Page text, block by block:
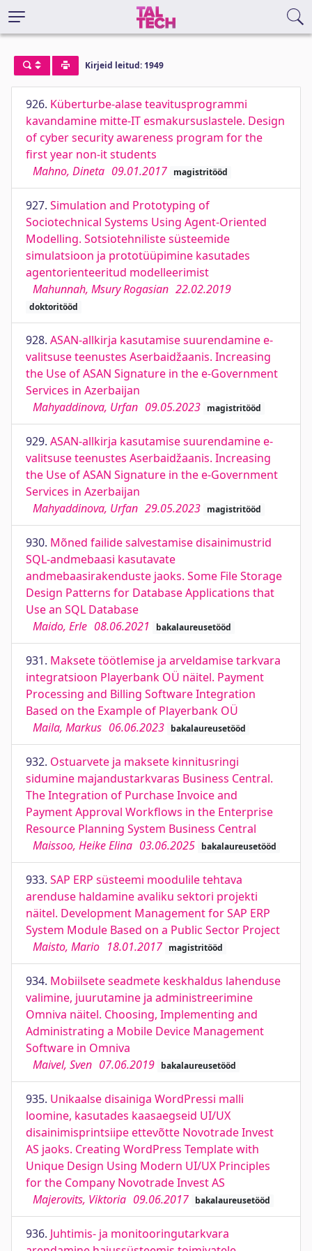
Kirjeid leitud: 1949
926. Küberturbe-alase teavitusprogrammi
kavandamine mitte-IT esmakursuslastele. Design
of cyber security awareness program for the
first year non-it students
Mahno, Dineta 09.01.2017 magistritööd
927. Simulation and Prototyping of
Sociotechnical Systems Using Agent-Oriented
Modelling. Sotsiotehniliste süsteemide
simulatsioon ja prototüüpimine kasutades
agentorienteeritud modelleerimist
Mahunnah, Msury Rogasian 22.02.2019
doktoritööd
928. ASAN-allkirja kasutamise suurendamine e-
valitsuse teenustes Aserbaidžaanis. Increasing
the Use of ASAN Signature in the e-Government
Services in Azerbaijan
Mahyaddinova, Urfan 09.05.2023 magistritööd
929. ASAN-allkirja kasutamise suurendamine e-
valitsuse teenustes Aserbaidžaanis. Increasing
the Use of ASAN Signature in the e-Government
Services in Azerbaijan
Mahyaddinova, Urfan 29.05.2023 magistritööd
930. Mõned failide salvestamise disainimustrid
SQL-andmebaasi kasutavate
andmebaasirakenduste jaoks. Some File Storage
Design Patterns for Database Applications that
Use an SQL Database
Maido, Erle 08.06.2021 bakalaureusetööd
931. Maksete töötlemise ja arveldamise tarkvara
integratsioon Playerbank OÜ näitel. Payment
Processing and Billing Software Integration
Based on the Example of Playerbank OÜ
Maila, Markus 06.06.2023 bakalaureusetööd
932. Ostuarvete ja maksete kinnitusringi
sidumine majandustarkvaras Business Central.
The Integration of Purchase Invoice and
Payment Approval Workflows in the Enterprise
Resource Planning System Business Central
Maissoo, Heike Elina 03.06.2025 bakalaureusetööd
933. SAP ERP süsteemi moodulile tehtava
arenduse haldamine avaliku sektori projekti
näitel. Development Management for SAP ERP
System Module Based on a Public Sector Project
Maisto, Mario 18.01.2017 magistritööd
934. Mobiilsete seadmete keskhaldus lahenduse
valimine, juurutamine ja administreerimine
Omniva näitel. Choosing, Implementing and
Administrating a Mobile Device Management
Software in Omniva
Maivel, Sven 07.06.2019 bakalaureusetööd
935. Unikaalse disainiga WordPressi malli
loomine, kasutades kaasaegseid UI/UX
disainimisprintsiipe ettevõtte Novotrade Invest
AS jaoks. Creating WordPress Template with
Unique Design Using Modern UI/UX Principles
for the Company Novotrade Invest AS
Majerovits, Viktoria 09.06.2017 bakalaureusetööd
936. Juhtimis- ja monitooringutarkvara